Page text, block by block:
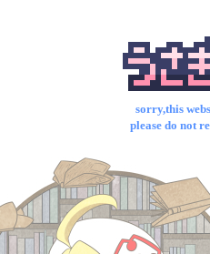
sorry,this
please do not